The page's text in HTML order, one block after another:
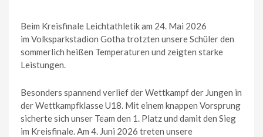
Beim Kreisfinale Leichtathletik am 24. Mai 2026
im Volksparkstadion Gotha trotzten unsere Schüler den
sommerlich heißen Temperaturen und zeigten starke
Leistungen.
Besonders spannend verlief der Wettkampf der Jungen in
der Wettkampfklasse U18. Mit einem knappen Vorsprung
sicherte sich unser Team den 1. Platz und damit den Sieg
im Kreisfinale. Am 4. Juni 2026 treten unsere